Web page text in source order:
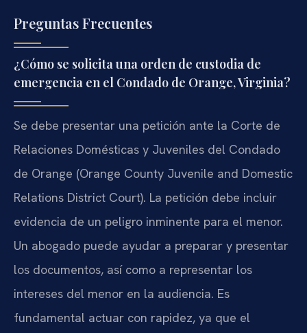
Preguntas Frecuentes
¿Cómo se solicita una orden de custodia de
emergencia en el Condado de Orange, Virginia?
Se debe presentar una petición ante la Corte de
Relaciones Domésticas y Juveniles del Condado
de Orange (Orange County Juvenile and Domestic
Relations District Court). La petición debe incluir
evidencia de un peligro inminente para el menor.
Un abogado puede ayudar a preparar y presentar
los documentos, así como a representar los
intereses del menor en la audiencia. Es
fundamental actuar con rapidez, ya que el